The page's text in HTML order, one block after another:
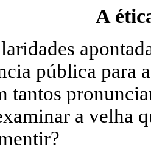
A
pública para
tantos
a velha